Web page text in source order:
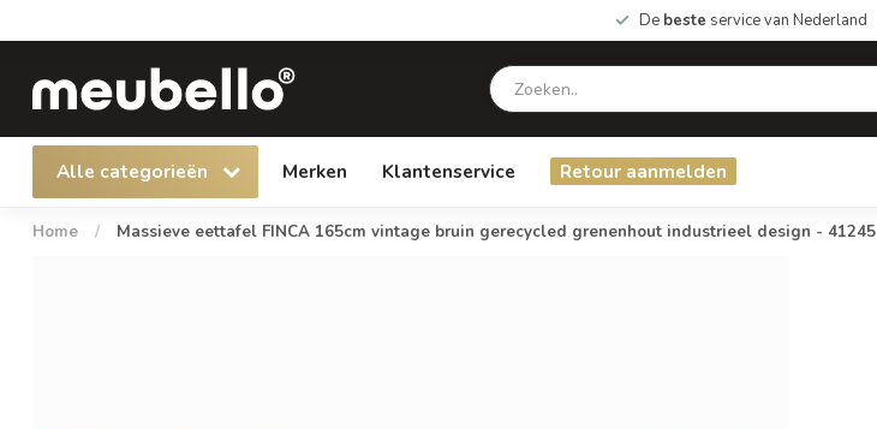
De beste service van Nederland
Alle categorieën Merken Klantenservice Retour aanmelden
Home / Massieve eettafel FINCA 165cm vintage bruin gerecycled grenenhout industrieel design - 41245